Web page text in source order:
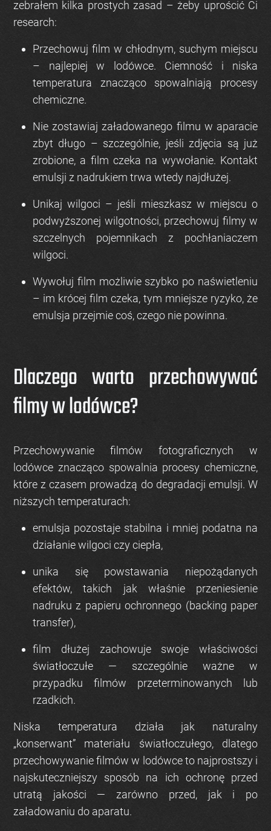
zebrałem kilka prostych zasad – żeby uprościć Ci
research:
Przechowuj film w chłodnym, suchym miejscu
– najlepiej w lodówce. Ciemność i niska
temperatura znacząco spowalniają procesy
chemiczne.
Nie zostawiaj załadowanego filmu w aparacie
zbyt długo – szczególnie, jeśli zdjęcia są już
zrobione, a film czeka na wywołanie. Kontakt
emulsji z nadrukiem trwa wtedy najdłużej.
Unikaj wilgoci – jeśli mieszkasz w miejscu o
podwyższonej wilgotności, przechowuj filmy w
szczelnych pojemnikach z pochłaniaczem
wilgoci.
Wywołuj film możliwie szybko po naświetleniu
– im krócej film czeka, tym mniejsze ryzyko, że
emulsja przejmie coś, czego nie powinna.
Dlaczego warto przechowywać
filmy w lodówce?
Przechowywanie filmów fotograficznych w
lodówce znacząco spowalnia procesy chemiczne,
które z czasem prowadzą do degradacji emulsji. W
niższych temperaturach:
emulsja pozostaje stabilna i mniej podatna na
działanie wilgoci czy ciepła,
unika się powstawania niepożądanych
efektów, takich jak właśnie przeniesienie
nadruku z papieru ochronnego (backing paper
transfer),
film dłużej zachowuje swoje właściwości
światłoczułe — szczególnie ważne w
przypadku filmów przeterminowanych lub
rzadkich.
Niska temperatura działa jak naturalny
„konserwant” materiału światłoczułego, dlatego
przechowywanie filmów w lodówce to najprostszy i
najskuteczniejszy sposób na ich ochronę przed
utratą jakości — zarówno przed, jak i po
załadowaniu do aparatu.